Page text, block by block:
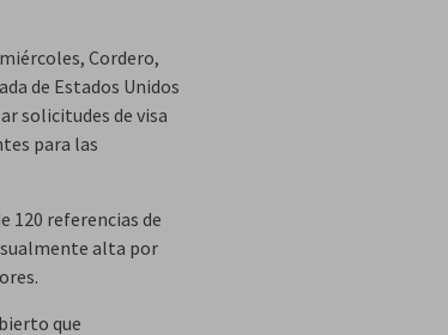
Cordero,
de Estados Unidos
solicitudes de visa
para las
120 referencias de
alta por
que